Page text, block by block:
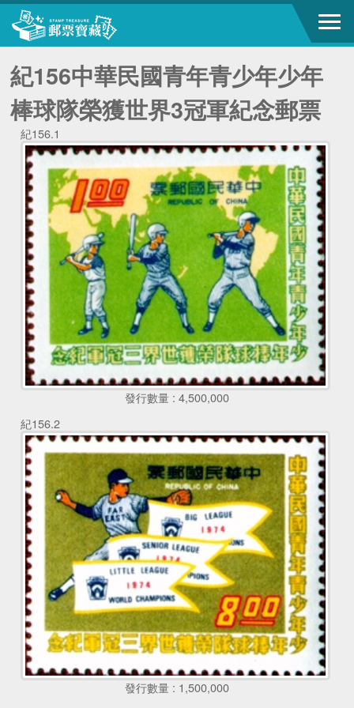
紀156中華民國青年青少年少年
棒球隊榮獲世界3冠軍紀念郵票
紀156.1
發行數量 : 4,500,000
紀156.2
發行數量 : 1,500,000